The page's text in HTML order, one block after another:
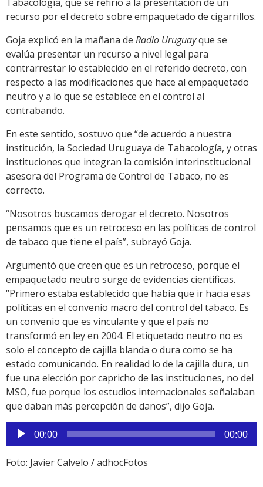
recurso por el decreto sobre empaquetado de cigarrillos.
Goja explicó en la mañana de Radio Uruguayque se
evalúa presentar un recurso a nivel legal para
contrarrestar lo establecido en el referido decreto, con
respecto a las modificaciones que hace al empaquetado
neutro y a lo que se establece en el control al
contrabando.
En este sentido, sostuvo que “de acuerdo a nuestra
institución, la Sociedad Uruguaya de Tabacología, y otras
instituciones que integran la comisión interinstitucional
asesora del Programa de Control de Tabaco, no es
correcto.
“Nosotros buscamos derogar el decreto. Nosotros
pensamos que es un retroceso en las políticas de control
de tabaco que tiene el país”, subrayó Goja.
Argumentó que creen que es un retroceso, porque el
empaquetado neutro surge de evidencias científicas.
“Primero estaba establecido que había que ir hacia esas
políticas en el convenio macro del control del tabaco. Es
un convenio que es vinculante y que el país no
transformó en ley en 2004. El etiquetado neutro no es
solo el concepto de cajilla blanda o dura como se ha
estado comunicando. En realidad lo de la cajilla dura, un
fue una elección por capricho de las instituciones, no del
MSO, fue porque los estudios internacionales señalaban
que daban más percepción de danos”, dijo Goja.
Reproductor
de
audio
00:00 00:00
Foto: Javier Calvelo / adhocFotos